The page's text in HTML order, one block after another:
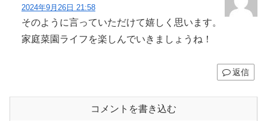
2024年9月26日 21:58
そのように言っていただけて嬉しく思います。
家庭菜園ライフを楽しんでいきましょうね！
返信
コメントを書き込む